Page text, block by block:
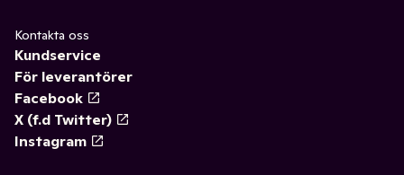
Kontakta oss
Kundservice
För leverantörer
Facebook
X (f.d Twitter)
Instagram